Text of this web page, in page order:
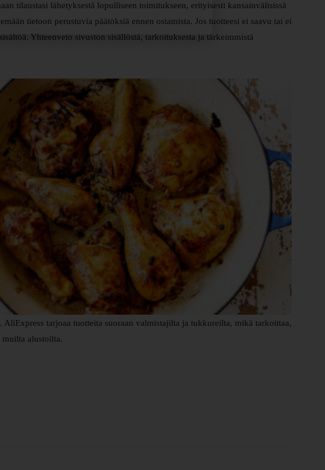
tilaustasi lähetyksestä lopulliseen toimitukseen, erityisesti kansainvälisissä
tietoon perustuvia päätöksiä ennen ostamista. Jos tuotteesi ei saavu tai ei
Yhteenveto sivuston sisällöstä, tarkoituksesta ja tärkeimmistä
tarjoaa tuotteita suoraan valmistajilta ja tukkureilta, mikä tarkoittaa,
alustoilta.